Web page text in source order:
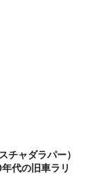
チャダラパー）
代の旧車ラリ